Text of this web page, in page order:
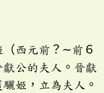
西元前？∼前６
公的夫人。晉獻
姬，立為夫人。